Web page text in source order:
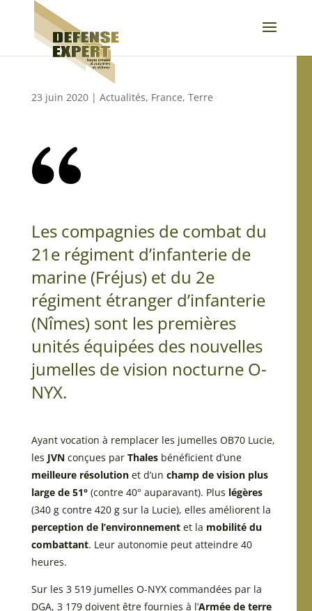
23 juin 2020| Actualités, France, Terre
Les compagnies de combat du
21e régiment d’infanterie de
marine (Fréjus) et du 2e
régiment étranger d’infanterie
(Nîmes) sont les premières
unités équipées des nouvelles
jumelles de vision nocturne O-
NYX.
Ayant vocation à remplacer les jumelles OB70 Lucie,
les JVNconçues par Thalesbénéficient d’une
meilleure résolutionet d’un champ de vision plus
large de 51°(contre 40° auparavant). Plus légères
(340 g contre 420 g sur la Lucie), elles améliorent la
perception de l’environnementet la mobilité du
combattant. Leur autonomie peut atteindre 40
heures.
Sur les 3 519 jumelles O-NYX commandées par la
DGA, 3 179 doivent être fournies à l’Armée de terre